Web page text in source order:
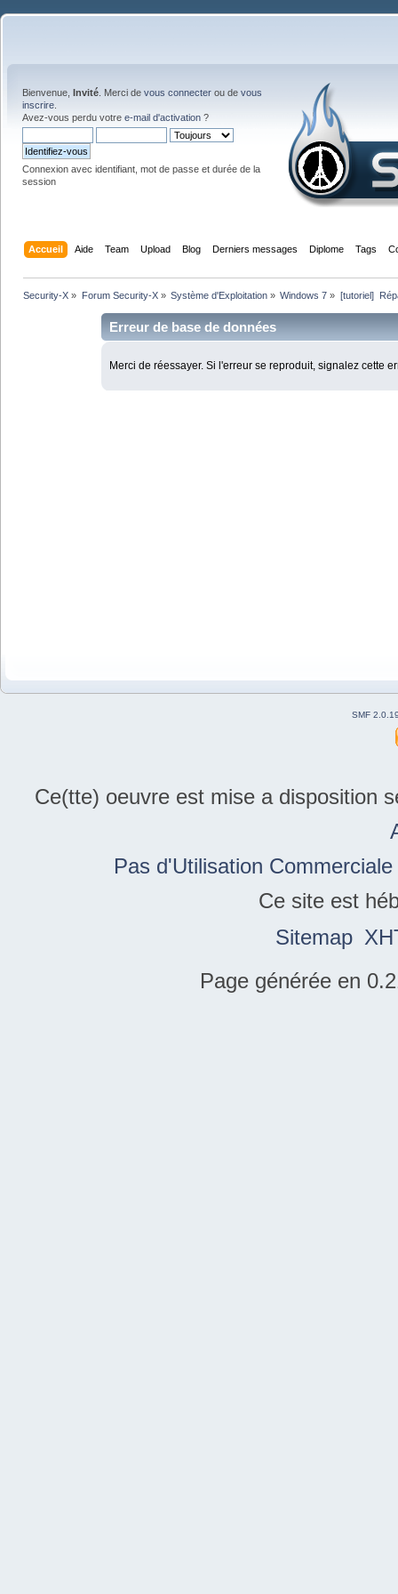
Bienvenue, Invité . Merci de vous connecter ou de vous
inscrire
Avez-vous perdu votre e-mail d'activation ?
Connexion avec identifiant, mot de passe et durée de la
session
Accueil Aide Team Upload Blog Derniers messages Diplome Tags
Security-X » Forum Security-X» Système d'Exploitation» Windows 7 » [tutoriel]
Erreur de base de données
Merci de réessayer. Si l'erreur se reproduit, signalez cette
SMF
Ce(tte) oeuvre est mise a disposition
Pas d'Utilisation
Ce site est
Sitemap
Page générée en